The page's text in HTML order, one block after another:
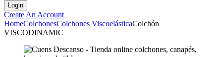
Create An Account
HomeColchonesColchones ViscoelásticaColchón
VISCODINAMIC